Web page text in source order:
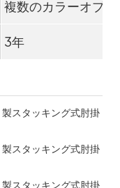
複数のカラーオプ
3年